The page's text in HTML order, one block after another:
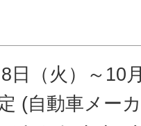
日（火）～10
(自動車メー